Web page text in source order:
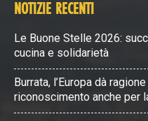
NOTIZIE RECENTI
Le Buone Stelle 2026:
cucina e solidarietà
Burrata, l’Europa dà
riconoscimento anche per